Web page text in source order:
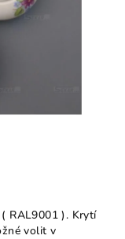
RAL9001 ). Krytí
volit v